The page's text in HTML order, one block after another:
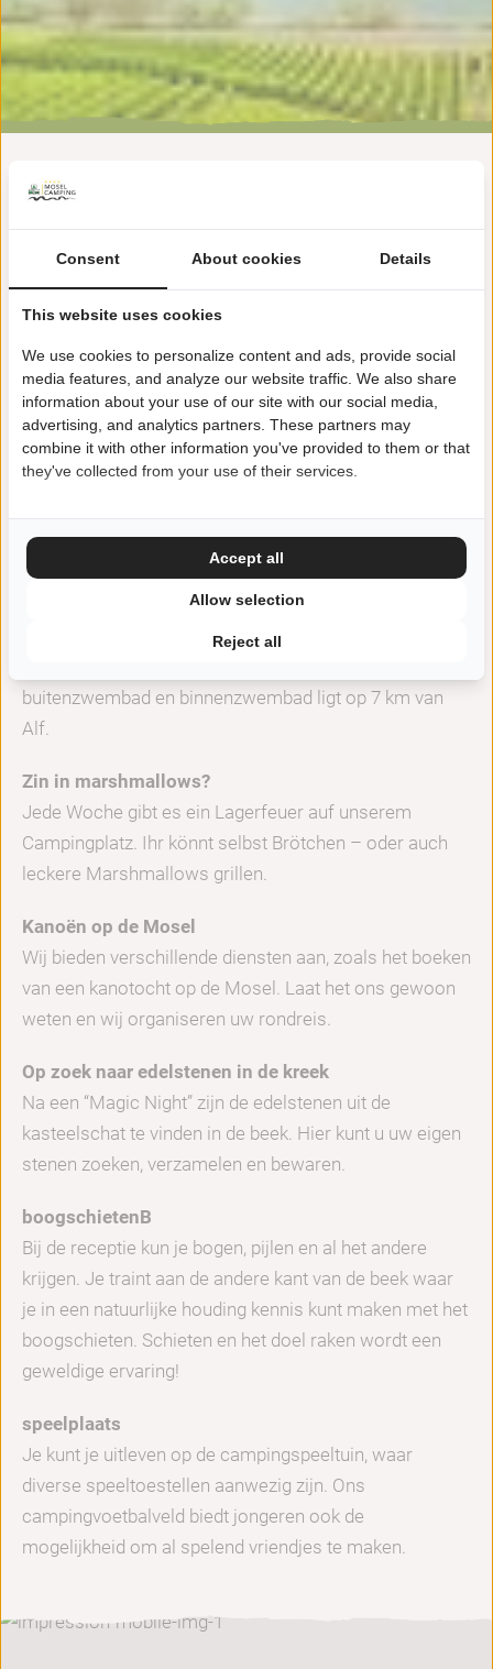
Consent About cookies Details
This website uses cookies
We use cookies to personalize content and ads, provide social
media features, and analyze our website traffic. We also share
information about your use of our site with our social media,
advertising, and analytics partners. These partners may
combine it with other information you've provided to them or that
they've collected from your use of their services.
Reject all
Allow selection
Accept all
Leuk voor jong en oud
Inclusief waterpret!
De Alfbach loopt langs de camping. De beek stroomt in
de zomer rustig en is niet diep (10-100 cm). Bij de beek
kun je op warmere dagen stoom afblazen en het
onderwaterleven ontdekken.
Zwemmen in de vulkaan?
In ongeveer 15 minuten met de auto bereikt u de
maaren behoren tot de schoonste en helderste
wateren van Duitsland – een zee die zich in de
vulkanische krater heeft verzameld!
Avontuurlijk binnenzwembad
buitenzwembad en binnenzwembad ligt op 7 km van
Alf.
Zin in marshmallows?
Jede Woche gibt es ein Lagerfeuer auf unserem
Campingplatz. Ihr könnt selbst Brötchen – oder auch
leckere Marshmallows grillen.
Kanoën op de Mosel
Wij bieden verschillende diensten aan, zoals het boeken
van een kanotocht op de Mosel. Laat het ons gewoon
weten en wij organiseren uw rondreis.
Op zoek naar edelstenen in de kreek
Na een “Magic Night” zijn de edelstenen uit de
kasteelschat te vinden in de beek. Hier kunt u uw eigen
stenen zoeken, verzamelen en bewaren.
boogschietenB
Bij de receptie kun je bogen, pijlen en al het andere
krijgen. Je traint aan de andere kant van de beek waar
je in een natuurlijke houding kennis kunt maken met het
boogschieten. Schieten en het doel raken wordt een
geweldige ervaring!
speelplaats
Je kunt je uitleven op de campingspeeltuin, waar
diverse speeltoestellen aanwezig zijn. Ons
campingvoetbalveld biedt jongeren ook de
mogelijkheid om al spelend vriendjes te maken.